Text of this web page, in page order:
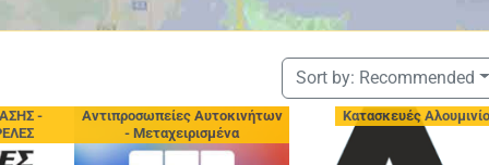
Sort by: Recommended
Κατασκευές Αλουμινίου Ζωοτροφές -